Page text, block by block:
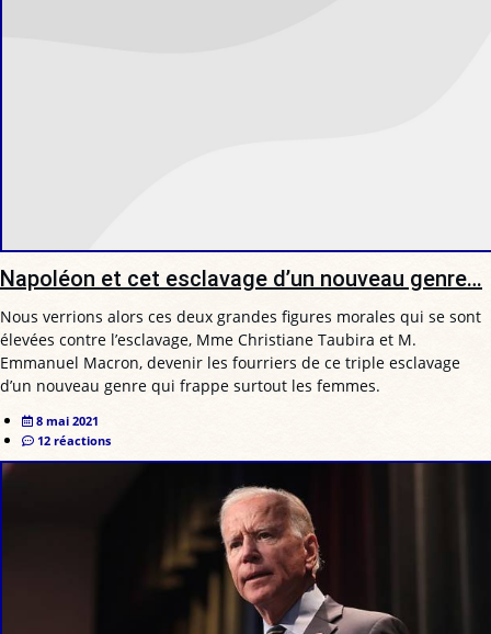
Napoléon et cet esclavage d’un nouveau genre…
Nous verrions alors ces deux grandes figures morales qui se sont
élevées contre l’esclavage, Mme Christiane Taubira et M.
Emmanuel Macron, devenir les fourriers de ce triple esclavage
d’un nouveau genre qui frappe surtout les femmes.
8 mai 2021
12 réactions